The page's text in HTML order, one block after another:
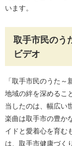
います。
取手市民のう
ビデオ
「取手市民のうた～
地域の絆を深めるこ
当したのは、幅広い
楽曲は取手市の豊か
イドと愛着心を育む
は、取手市健康づく